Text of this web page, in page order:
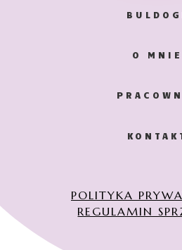
O MNIE
POLITYKA
REGULAMIN